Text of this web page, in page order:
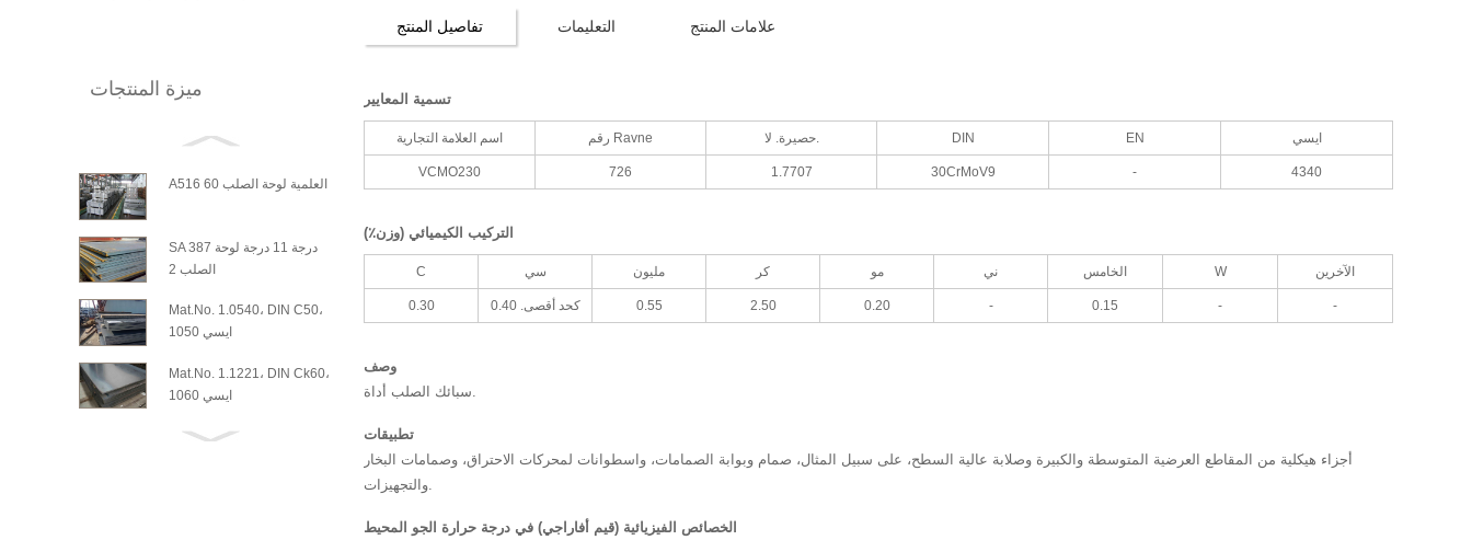
ميزة المنتجات
A516 العلمية لوحة الصلب 60
SA 387 درجة 11 درجة لوحة
الصلب 2
Mat.No. 1.0540، DIN C50،
ايسي 1050
Mat.No. 1.1221، DIN Ck60،
ايسي 1060
تفاصيل المنتج التعليمات علامات المنتج
تسمية المعايير
اسم العلامة التجارية رقم Ravne حصيرة. لا. DIN EN ايسي
VCMO230 726 1.7707 30CrMoV9 - 4340
التركيب الكيميائي (وزن٪)
C سي مليون كر مو ني الخامس W الآخرين
0.30 كحد أقصى. 0.40 0.55 2.50 0.20 - 0.15 - -
وصف
سبائك الصلب أداة.
تطبيقات
أجزاء هيكلية من المقاطع العرضية المتوسطة والكبيرة وصلابة عالية السطح، على سبيل المثال، صمام وبوابة الصمامات، واسطوانات لمحركات الاحتراق، وصمامات البخار
والتجهيزات.
الخصائص الفيزيائية (قيم أفاراجي) في درجة حرارة الجو المحيط